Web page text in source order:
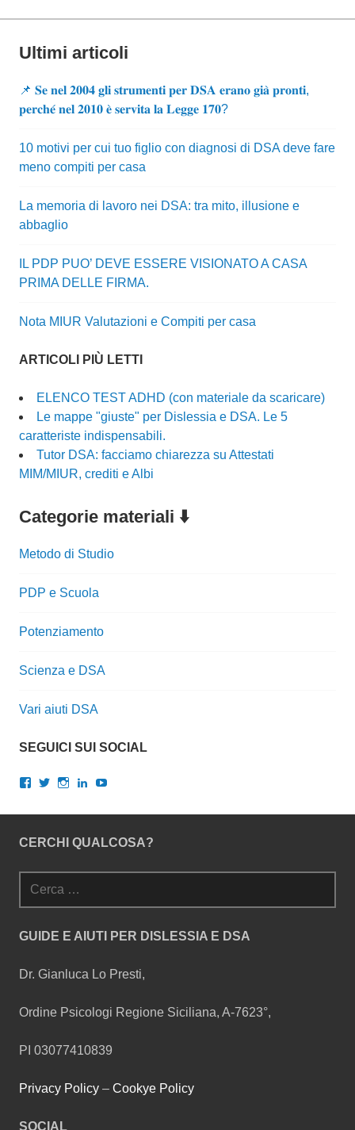
Ultimi articoli
📌 𝐒𝐞 𝐧𝐞𝐥 𝟐𝟎𝟎𝟒 𝐠𝐥𝐢 𝐬𝐭𝐫𝐮𝐦𝐞𝐧𝐭𝐢 𝐩𝐞𝐫 𝐃𝐒𝐀 𝐞𝐫𝐚𝐧𝐨 𝐠𝐢𝐚̀ 𝐩𝐫𝐨𝐧𝐭𝐢,
𝐩𝐞𝐫𝐜𝐡𝐞́ 𝐧𝐞𝐥 𝟐𝟎𝟏𝟎 𝐞̀ 𝐬𝐞𝐫𝐯𝐢𝐭𝐚 𝐥𝐚 𝐋𝐞𝐠𝐠𝐞 𝟏𝟕𝟎?
10 motivi per cui tuo figlio con diagnosi di DSA deve fare
meno compiti per casa
La memoria di lavoro nei DSA: tra mito, illusione e
abbaglio
IL PDP PUO’ DEVE ESSERE VISIONATO A CASA
PRIMA DELLE FIRMA.
Nota MIUR Valutazioni e Compiti per casa
ARTICOLI PIÙ LETTI
ELENCO TEST ADHD (con materiale da scaricare)
Le mappe "giuste" per Dislessia e DSA. Le 5
caratteriste indispensabili.
Tutor DSA: facciamo chiarezza su Attestati
MIM/MIUR, crediti e Albi
Categorie materiali ⬇️
Metodo di Studio
PDP e Scuola
Potenziamento
Scienza e DSA
Vari aiuti DSA
SEGUICI SUI SOCIAL
Visualizza
su
Visualizza
su
Visualizza
su
Visualizza
su
su
CERCHI QUALCOSA?
GUIDE E AIUTI PER DISLESSIA E DSA
Dr. Gianluca Lo Presti,
Ordine Psicologi Regione Siciliana, A-7623°,
PI 03077410839
Privacy Policy – Cookye Policy
SOCIAL